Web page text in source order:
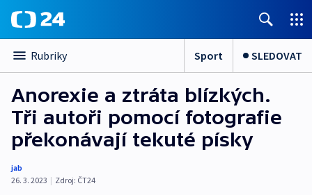
Rubriky Sport SLEDOVAT
Anorexie a ztráta blízkých.
Tři autoři pomocí fotografie
překonávají tekuté písky
jab
26. 3. 2023 | Zdroj: ČT24